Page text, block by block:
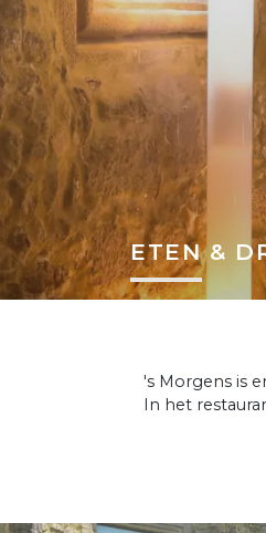
ETEN &
's Morgens is
In het